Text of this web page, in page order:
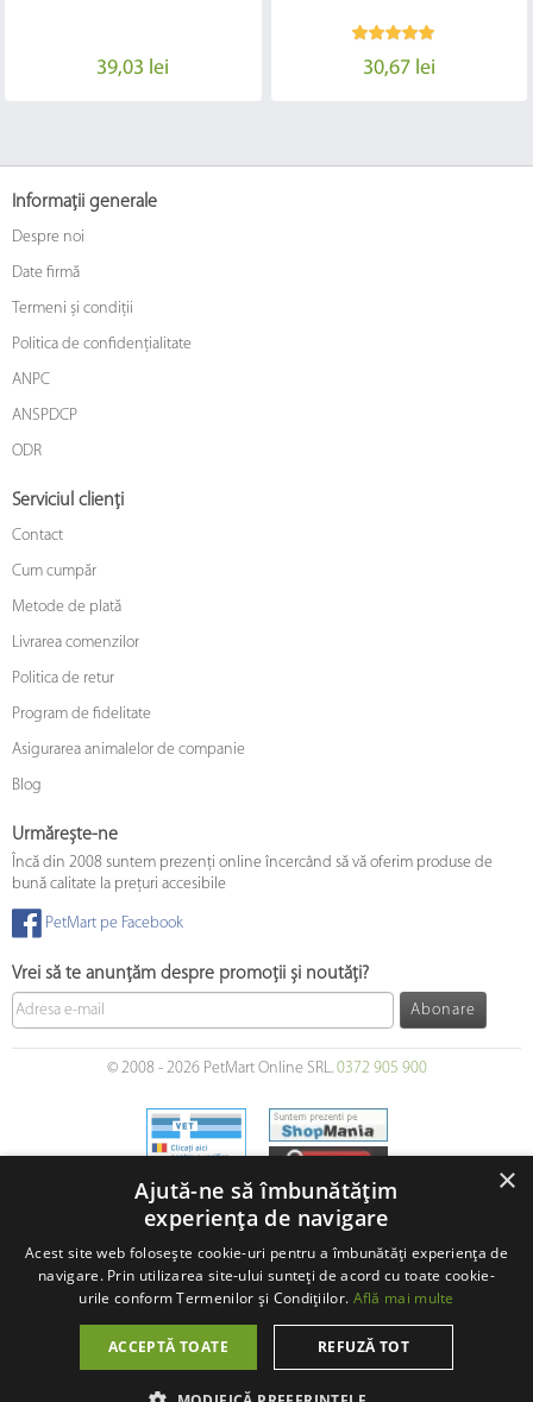
39,03 lei 30,67 lei
Informații generale
Despre noi
Date firmă
Termeni și condiții
Politica de confidențialitate
ANPC
ANSPDCP
ODR
Serviciul clienți
Contact
Cum cumpăr
Metode de plată
Livrarea comenzilor
Politica de retur
Program de fidelitate
Asigurarea animalelor de companie
Blog
Urmărește-ne
Încă din 2008 suntem prezenți online încercând să vă oferim produse de
bună calitate la prețuri accesibile
PetMart pe Facebook
Vrei să te anunțăm despre promoții și noutăți?
Abonare
© 2008 - 2026 PetMart Online SRL. 0372 905 900
×
Ajută-ne să îmbunătățim
experiența de navigare
Acest site web folosește cookie-uri pentru a îmbunătăți experiența de
navigare. Prin utilizarea site-ului sunteți de acord cu toate cookie-
urile conform Termenilor și Condițiilor. Află mai multe
ACCEPTĂ TOATE REFUZĂ TOT